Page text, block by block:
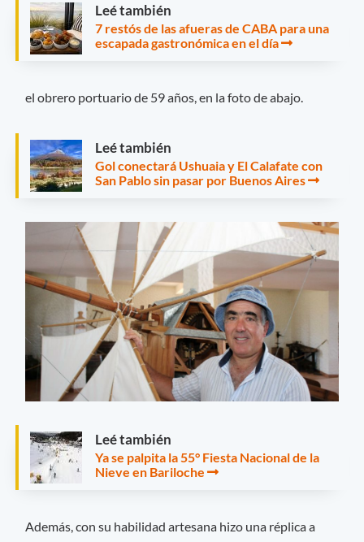
Leé también
7 restós de las afueras de CABA para una
escapada gastronómica en el día
el obrero portuario de 59 años, en la foto de abajo.
Leé también
Gol conectará Ushuaia y El Calafate con
San Pablo sin pasar por Buenos Aires
Leé también
Ya se palpita la 55° Fiesta Nacional de la
Nieve en Bariloche
Además, con su habilidad artesana hizo una réplica a